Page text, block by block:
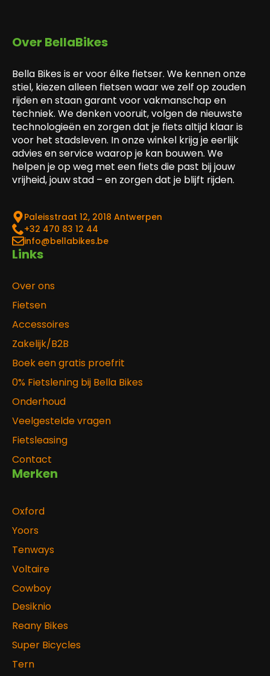
Over BellaBikes
Bella Bikes is er voor élke fietser. We kennen onze
stiel, kiezen alleen fietsen waar we zelf op zouden
rijden en staan garant voor vakmanschap en
techniek. We denken vooruit, volgen de nieuwste
technologieën en zorgen dat je fiets altijd klaar is
voor het stadsleven. In onze winkel krijg je eerlijk
advies en service waarop je kan bouwen. We
helpen je op weg met een fiets die past bij jouw
vrijheid, jouw stad – en zorgen dat je blijft rijden.
Paleisstraat 12, 2018 Antwerpen
‎+32 470 83 12 44
info@bellabikes.be
Links
Over ons
Fietsen
Accessoires
Zakelijk/B2B
Boek een gratis proefrit
0% Fietslening bij Bella Bikes
Onderhoud
Veelgestelde vragen
Fietsleasing
Contact
Merken
Oxford
Yoors
Tenways
Voltaire
Cowboy
Desiknio
Reany Bikes
Super Bicycles
Tern